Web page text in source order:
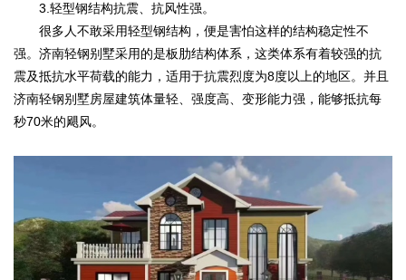
3.轻型钢结构抗震、抗风性强。
很多人不敢采用轻型钢结构，便是害怕这样的结构稳定性不
强。济南轻钢别墅采用的是板肋结构体系，这类体系有着较强的抗
震及抵抗水平荷载的能力，适用于抗震烈度为8度以上的地区。并且
济南轻钢别墅房屋建筑体量轻、强度高、变形能力强，能够抵抗每
秒70米的飓风。